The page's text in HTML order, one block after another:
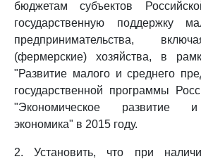
бюджетам субъектов
государственную поддержку
предпринимательства,
(фермерские) хозяйства, в
"Развитие малого и среднего
государственной программы
"Экономическое развитие
экономика" в 2015 году.
2. Установить, что при